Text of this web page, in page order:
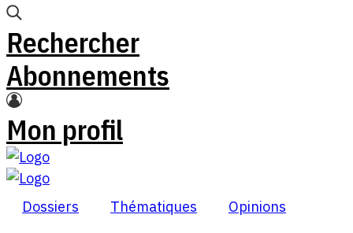
Rechercher
Abonnements
Mon profil
Dossiers Thématiques
Opinions